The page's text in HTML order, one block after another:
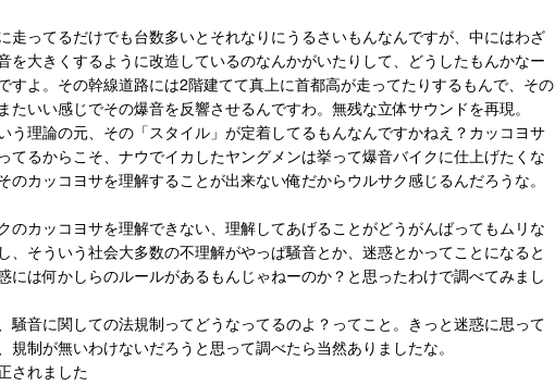
走ってるだけでも台数多いとそれなりにうるさいもんなんですが、中にはわざ
を大きくするように改造しているのなんかがいたりして、どうしたもんかなー
すよ。その幹線道路には2階建てて真上に首都高が走ってたりするもんで、その
たいい感じでその爆音を反響させるんですわ。無残な立体サウンドを再現。
う理論の元、その「スタイル」が定着してるもんなんですかねえ？カッコヨサ
てるからこそ、ナウでイカしたヤングメンは挙って爆音バイクに仕上げたくな
のカッコヨサを理解することが出来ない俺だからウルサク感じるんだろうな。
のカッコヨサを理解できない、理解してあげることがどうがんばってもムリな
、そういう社会大多数の不理解がやっぱ騒音とか、迷惑とかってことになると
には何かしらのルールがあるもんじゃねーのか？と思ったわけで調べてみまし
騒音に関しての法規制ってどうなってるのよ？ってこと。きっと迷惑に思って
規制が無いわけないだろうと思って調べたら当然ありましたな。
されました